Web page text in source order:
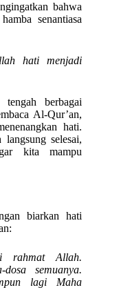
bahwa
senantiasa
hati menjadi
berbagai
Al-Qur’an,
hati.
selesai,
kita mampu
biarkan hati
rahmat Allah.
semuanya.
lagi Maha